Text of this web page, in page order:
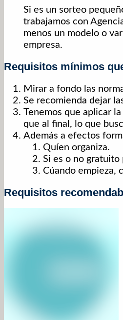
Si es un sorteo
trabajamos con
menos un modelo o
empresa.
Requisitos mínimos
Mirar a fondo las
Se recomienda dejar
Tenemos que aplicar la
que al final, lo que
Además a efectos
Quíen organiza.
Si es o no gratuito
Cúando empieza,
Requisitos